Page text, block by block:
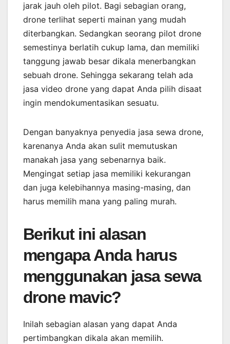
jarak jauh oleh pilot. Bagi sebagian orang,
drone terlihat seperti mainan yang mudah
diterbangkan. Sedangkan seorang pilot drone
semestinya berlatih cukup lama, dan memiliki
tanggung jawab besar dikala menerbangkan
sebuah drone. Sehingga sekarang telah ada
jasa video drone yang dapat Anda pilih disaat
ingin mendokumentasikan sesuatu.
Dengan banyaknya penyedia jasa sewa drone,
karenanya Anda akan sulit memutuskan
manakah jasa yang sebenarnya baik.
Mengingat setiap jasa memiliki kekurangan
dan juga kelebihannya masing-masing, dan
harus memilih mana yang paling murah.
Berikut ini alasan
mengapa Anda harus
menggunakan jasa sewa
drone mavic?
Inilah sebagian alasan yang dapat Anda
pertimbangkan dikala akan memilih.